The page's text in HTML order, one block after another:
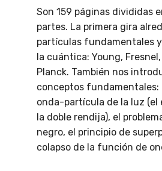
Son 159 páginas divididas
partes. La primera gira
partículas fundamentales
la cuántica: Young,
Planck. También nos
conceptos fundamentales:
onda-partícula de la luz (el
la doble rendija), el
negro, el principio de
colapso de la función de